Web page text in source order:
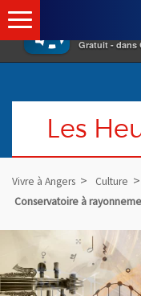
×
Gratuit - dans
Les
Vivre à Angers Culture
Conservatoire à